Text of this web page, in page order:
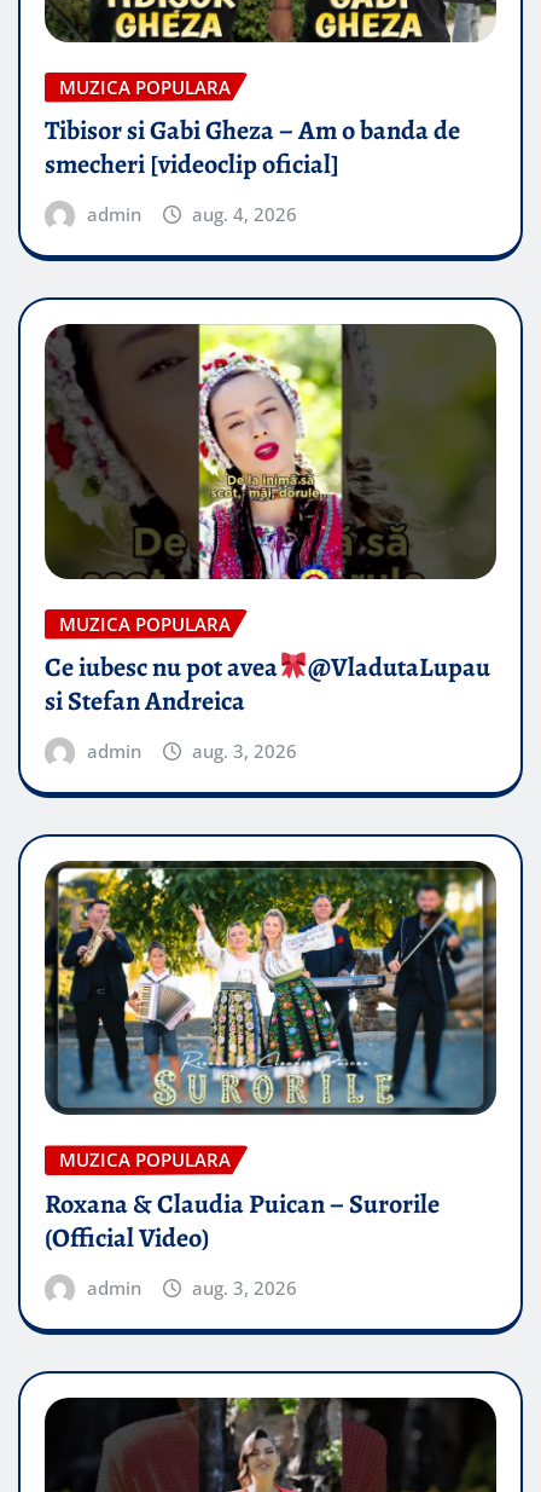
MUZICA POPULARA
Tibisor si Gabi Gheza – Am o banda de
smecheri [videoclip oficial]
admin aug. 4, 2026
MUZICA POPULARA
Ce iubesc nu pot avea
​@VladutaLupau
si Stefan Andreica
admin aug. 3, 2026
MUZICA POPULARA
Roxana & Claudia Puican – Surorile
(Official Video)
admin aug. 3, 2026